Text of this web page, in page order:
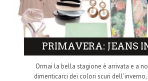
PRIMAVERA: JEANS
Ormai la bella stagione è arrivata e a
dimenticarci dei colori scuri